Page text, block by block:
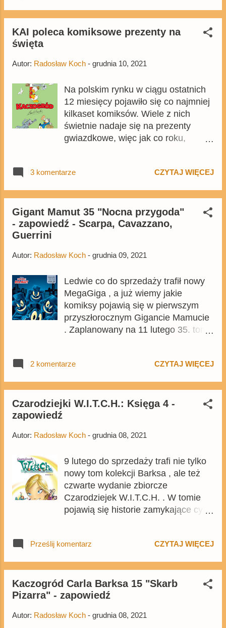
informacje znajdziecie tutaj ), to w
ramach 28 zamyka komiksy
dotychczas albumami i wybrać
rzecz, bo w prawie w każdym można
znaleźć jakiś komiks, który mimo
kilkudziesięciu lat na karku, nadal
jest zaliczany do najwybitniejszych i
najważniejszych komiksów Disneya.
KAI poleca komiksowe prezenty na
święta
Autor: Radosław Koch - grudnia 10, 2021
Na polskim rynku w ciągu ostatnich
12 miesięcy pojawiło się co najmniej
kilkaset komiksów. Wiele z nich
świetnie nadaje się na prezenty
gwiazdkowe, więc jak co roku,
pozycji, które sprawdzą się świetnie
razem wśród tytułów znalazły się też
dwa komiksy, które choć zostały
wydane wcześniej, ale przez kilka lat
Podobną listę, lecz zawierającą
łamach bloga .
3 komentarze CZYTAJ WIĘCEJ
Gigant Mamut 35 "Nocna przygoda"
- zapowiedź - Scarpa, Cavazzano,
Guerrini
Autor: Radosław Koch - grudnia 09, 2021
Ledwie co do sprzedaży trafił nowy
MegaGiga , a już wiemy jakie
komiksy pojawią się w pierwszym
przyszłorocznym Gigancie Mamucie
. Zaplanowany na 11 lutego 35. tom
wiele komiksów, które rozgrywają się
kaczogrodzkimi i myszogrodzkimi
łotrami, ale nie zawsze. Wydanie
2 komentarze CZYTAJ WIĘCEJ
Czarodziejki W.I.T.C.H.: Księga 4 -
zapowiedź
Autor: Radosław Koch - grudnia 08, 2021
9 lutego do sprzedaży trafi nie tylko
nowy tom kolekcji Barksa , ale też
czwarte wydanie zbiorcze
Czarodziejek W.I.T.C.H. . W tomie
pojawią się historie zamykające cykl
zawartością wydania. Komiks można
Egmont.pl .
Prześlij komentarz CZYTAJ WIĘCEJ
Kaczogród Carla Barksa 15 "Skarb
Pizarra" - zapowiedź
Autor: Radosław Koch - grudnia 08, 2021